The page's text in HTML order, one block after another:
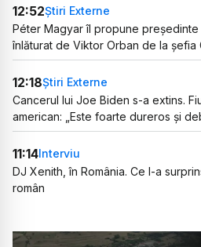
12:52Știri Externe
Péter Magyar îl propune
înlăturat de Viktor Orban de la șefia
12:18Știri Externe
Cancerul lui Joe Biden s-a extins.
american: „Este foarte dureros și
11:14Interviu
DJ Xenith, în România. Ce l-a
român